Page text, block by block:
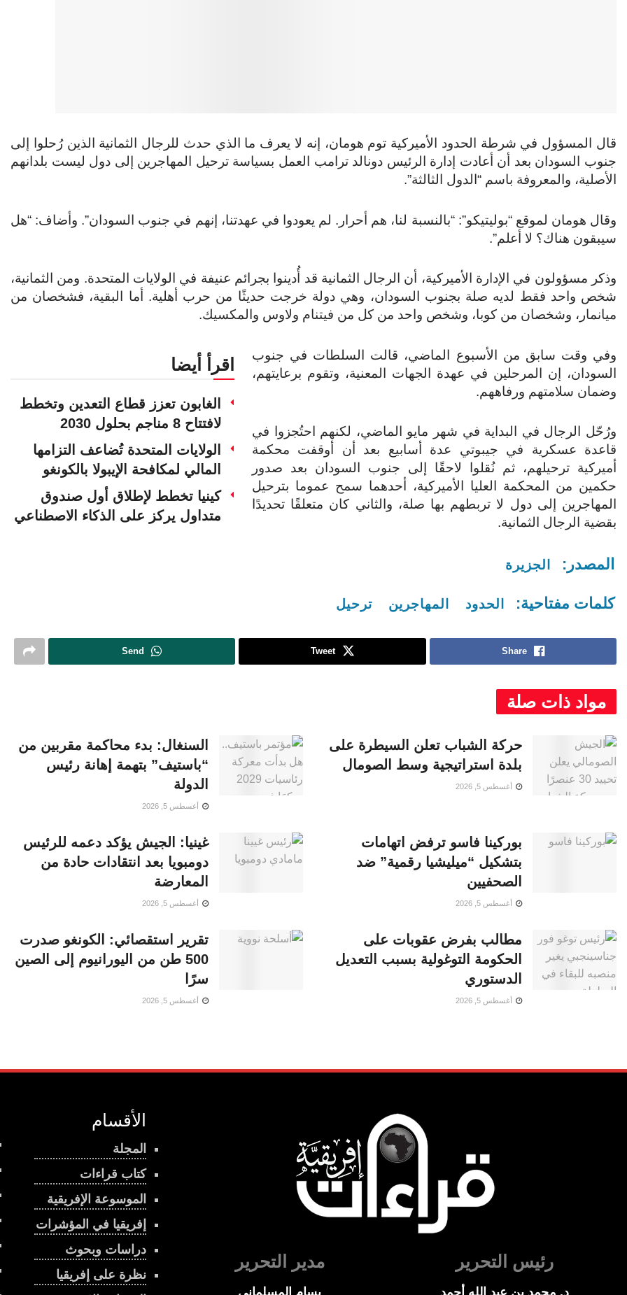
قال المسؤول في شرطة الحدود الأميركية توم هومان، إنه لا يعرف ما الذي حدث للرجال الثمانية الذين رُحلوا إلى
جنوب السودان بعد أن أعادت إدارة الرئيس دونالد ترامب العمل بسياسة ترحيل المهاجرين إلى دول ليست بلدانهم
الأصلية، والمعروفة باسم “الدول الثالثة”.
وقال هومان لموقع “بوليتيكو”: “بالنسبة لنا، هم أحرار. لم يعودوا في عهدتنا، إنهم في جنوب السودان”. وأضاف: “هل
سيبقون هناك؟ لا أعلم”.
وذكر مسؤولون في الإدارة الأميركية، أن الرجال الثمانية قد أُدينوا بجرائم عنيفة في الولايات المتحدة. ومن الثمانية،
شخص واحد فقط لديه صلة بجنوب السودان، وهي دولة خرجت حديثًا من حرب أهلية. أما البقية، فشخصان من
ميانمار، وشخصان من كوبا، وشخص واحد من كل من فيتنام ولاوس والمكسيك.
اقرأ أيضا
الغابون تعزز قطاع التعدين وتخطط
لافتتاح 8 مناجم بحلول 2030
الولايات المتحدة تُضاعف التزامها
المالي لمكافحة الإيبولا بالكونغو
كينيا تخطط لإطلاق أول صندوق
متداول يركز على الذكاء الاصطناعي
وفي وقت سابق من الأسبوع الماضي، قالت السلطات في جنوب
السودان، إن المرحلين في عهدة الجهات المعنية، وتقوم برعايتهم،
وضمان سلامتهم ورفاههم.
ورُحّل الرجال في البداية في شهر مايو الماضي، لكنهم احتُجزوا في
قاعدة عسكرية في جيبوتي عدة أسابيع بعد أن أوقفت محكمة
أميركية ترحيلهم، ثم نُقلوا لاحقًا إلى جنوب السودان بعد صدور
حكمين من المحكمة العليا الأميركية، أحدهما سمح عموما بترحيل
المهاجرين إلى دول لا تربطهم بها صلة، والثاني كان متعلقًا تحديدًا
بقضية الرجال الثمانية.
المصدر: الجزيرة
كلمات مفتاحية: الحدود المهاجرين ترحيل
Share
Tweet
Send
مواد ذات صلة
حركة الشباب تعلن السيطرة على
بلدة استراتيجية وسط الصومال
أغسطس 5, 2026
السنغال: بدء محاكمة مقربين من
“باستيف” بتهمة إهانة رئيس
الدولة
أغسطس 5, 2026
بوركينا فاسو ترفض اتهامات
بتشكيل “ميليشيا رقمية” ضد
الصحفيين
أغسطس 5, 2026
غينيا: الجيش يؤكد دعمه للرئيس
دومبويا بعد انتقادات حادة من
المعارضة
أغسطس 5, 2026
مطالب بفرض عقوبات على
الحكومة التوغولية بسبب التعديل
الدستوري
أغسطس 5, 2026
تقرير استقصائي: الكونغو صدرت
500 طن من اليورانيوم إلى الصين
سرًا
أغسطس 5, 2026
الأقسام
المجلة
كتاب قراءات
الموسوعة الإفريقية
إفريقيا في المؤشرات
دراسات وبحوث
نظرة على إفريقيا
رئيس التحرير مدير التحرير